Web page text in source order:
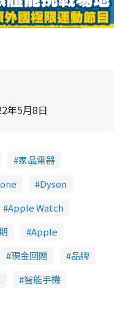
年5月8日
家品電器
Dyson
Apple Watch
Apple
現金回贈
品牌
智能手機